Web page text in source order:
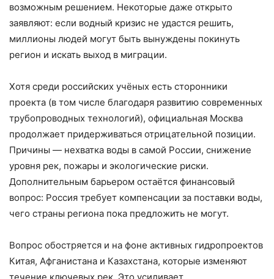
возможным решением. Некоторые даже открыто
заявляют: если водный кризис не удастся решить,
миллионы людей могут быть вынуждены покинуть
регион и искать выход в миграции.
Хотя среди российских учёных есть сторонники
проекта (в том числе благодаря развитию современных
трубопроводных технологий), официальная Москва
продолжает придерживаться отрицательной позиции.
Причины — нехватка воды в самой России, снижение
уровня рек, пожары и экологические риски.
Дополнительным барьером остаётся финансовый
вопрос: Россия требует компенсации за поставки воды,
чего страны региона пока предложить не могут.
Вопрос обостряется и на фоне активных гидропроектов
Китая, Афганистана и Казахстана, которые изменяют